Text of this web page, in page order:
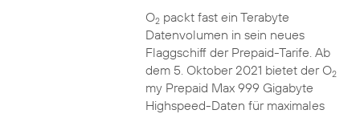
O2packt fast ein Terabyte
Datenvolumen in sein neues
Flaggschiff der Prepaid-Tarife. Ab
dem 5. Oktober 2021 bietet der O2
my Prepaid Max 999 Gigabyte
Highspeed-Daten für maximales